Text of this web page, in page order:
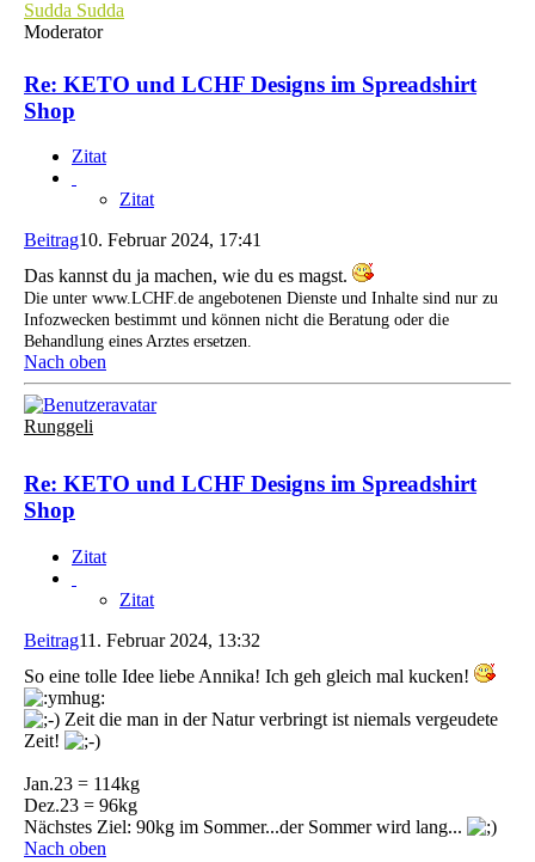
Sudda Sudda
Moderator
Re: KETO und LCHF Designs im Spreadshirt
Shop
Zitat
Zitat
Beitrag10. Februar 2024, 17:41
Das kannst du ja machen, wie du es magst.
Die unter www.LCHF.de angebotenen Dienste und Inhalte sind nur zu
Infozwecken bestimmt und können nicht die Beratung oder die
Behandlung eines Arztes ersetzen.
Nach oben
Runggeli
Re: KETO und LCHF Designs im Spreadshirt
Shop
Zitat
Zitat
Beitrag11. Februar 2024, 13:32
So eine tolle Idee liebe Annika! Ich geh gleich mal kucken!
Zeit die man in der Natur verbringt ist niemals vergeudete
Zeit!
Jan.23 = 114kg
Dez.23 = 96kg
Nächstes Ziel: 90kg im Sommer...der Sommer wird lang...
Nach oben